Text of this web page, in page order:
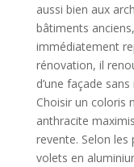
aussi bien aux
bâtiments
immédiatement
rénovation, il
d’une façade
Choisir un coloris
anthracite
revente. Selon les
volets en